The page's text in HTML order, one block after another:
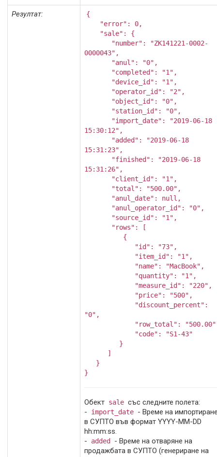
Резултат:
{
"error": 0,
"sale": {
"number": "ZK141221-0002-
0000043",
"anul": "0",
"completed": "1",
"device_id": "1",
"operator_id": "2",
"object_id": "0",
"station_id": "0",
"import_date": "2019-06-18
15:30:12",
"added": "2019-06-18
15:31:23",
"finished": "2019-06-18
15:31:26",
"client_id": "1",
"total": "500.00",
"anul_date": null,
"anul_operator_id": "0",
"source_id": "1",
"rows": [
{
"id": "73",
"item_id": "1",
"name": "MacBook",
"quantity": "1",
"measure_id": "220",
"price": "500",
"discount_percent":
"0",
"row_total":
"code": "S1-43"
}
]
}
}
Обект sale със следните полета:
-
import_date - Време на
в СУПТО във формат YYYY-MM-DD
hh:mm:ss.
-
added
- Време на отваряне на
продажбата в СУПТО (генериране на